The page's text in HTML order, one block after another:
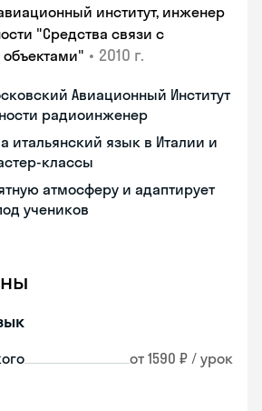
институт, инженер
"Средства связи с
• 2010 г.
Авиационный Институт
радиоинженер
итальянский язык в Италии и
классы
атмосферу и адаптирует
учеников
от 1590 ₽ / урок